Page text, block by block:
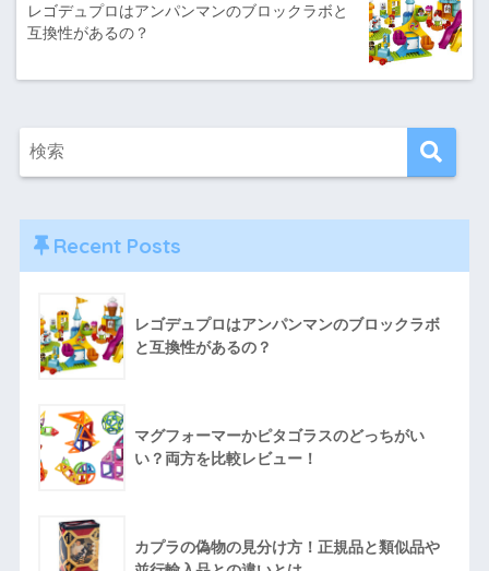
レゴデュプロはアンパンマンのブロックラボと
互換性があるの？
Recent Posts
レゴデュプロはアンパンマンのブロックラボ
と互換性があるの？
マグフォーマーかピタゴラスのどっちがい
い？両方を比較レビュー！
カプラの偽物の見分け方！正規品と類似品や